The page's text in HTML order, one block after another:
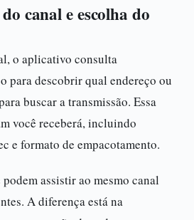
canal e escolha do
o aplicativo consulta
para descobrir qual endereço ou
buscar a transmissão. Essa
você receberá, incluindo
e formato de empacotamento.
assistir ao mesmo canal
A diferença está na